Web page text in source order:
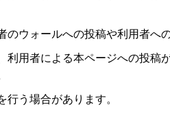
ウォールへの投稿や利用者へ
用者による本ページへの投
う場合があります。